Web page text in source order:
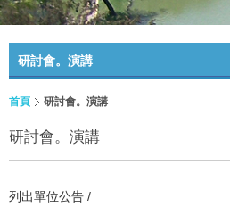
研討會。演講
首頁 研討會。演講
研討會。演講
列出單位公告 /